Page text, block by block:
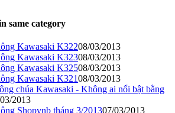
same category
Kawasaki K32208/03/2013
Kawasaki K32308/03/2013
Kawasaki K32508/03/2013
Kawasaki K32108/03/2013
chúa Kawasaki - Không ai nổi bật bằng
2013
Shopvnb tháng 3/201307/03/2013